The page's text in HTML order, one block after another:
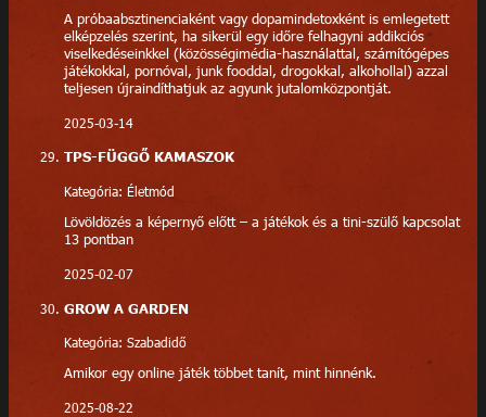
A próbaabsztinenciaként vagy dopamindetoxként is emlegetett
elképzelés szerint, ha sikerül egy időre felhagyni addikciós
viselkedéseinkkel (közösségimédia-használattal, számítógépes
játékokkal, pornóval, junk fooddal, drogokkal, alkohollal) azzal
teljesen újraindíthatjuk az agyunk jutalomközpontját.
2025-03-14
TPS-FÜGGŐ KAMASZOK
Kategória: Életmód
Lövöldözés a képernyő előtt – a játékok és a tini-szülő kapcsolat
13 pontban
2025-02-07
GROW A GARDEN
Kategória: Szabadidő
Amikor egy online játék többet tanít, mint hinnénk.
2025-08-22